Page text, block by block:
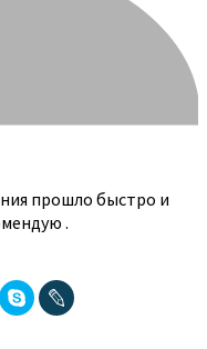
прошло быстро и
.